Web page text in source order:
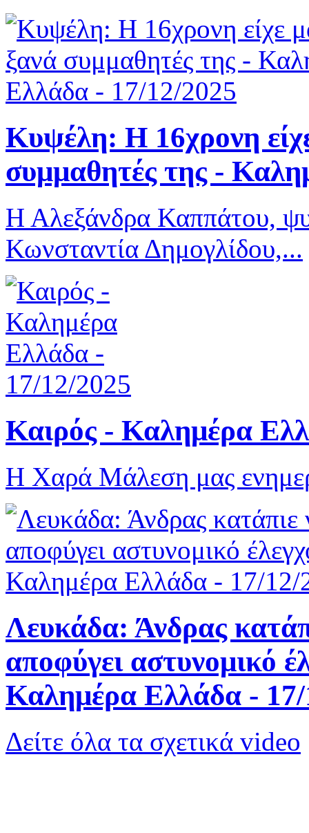
Κυψέλη: Η 16χρονη
συμμαθητές της -
Η Αλεξάνδρα Καππάτου,
Κωνσταντία Δημογλίδου,...
Καιρός - Καλημέρα
Η Χαρά Μάλεση μας
Λευκάδα: Άνδρας
αποφύγει αστυνομικό
Καλημέρα Ελλάδα -
Δείτε όλα τα σχετικά video